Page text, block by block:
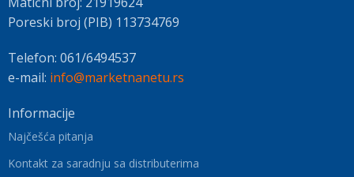
Poreski broj (PIB) 113734769
Telefon: 061/6494537
e-mail: info@marketnanetu.rs
Informacije
Najčešća pitanja
Kontakt za saradnju sa distributerima